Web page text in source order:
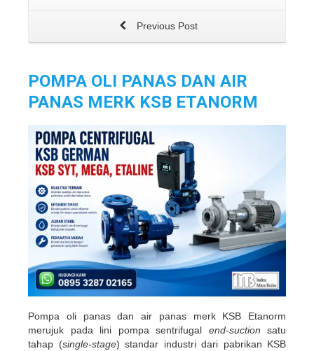
Previous Post
POMPA OLI PANAS DAN AIR
PANAS MERK KSB ETANORM
Pompa oli panas dan air panas merk KSB Etanorm
merujuk pada lini pompa sentrifugal end-suction satu
tahap (single-stage) standar industri dari pabrikan KSB